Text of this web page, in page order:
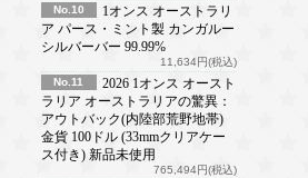
No.10
1オンス オーストラリ
ア パース・ミント製 カンガルー
シルバーバー 99.99%
11,634円(税込)
No.11
2026 1オンス オースト
ラリア オーストラリアの驚異：
アウトバック(内陸部荒野地帯)
金貨 100ドル (33mmクリアケー
ス付き) 新品未使用
765,494円(税込)